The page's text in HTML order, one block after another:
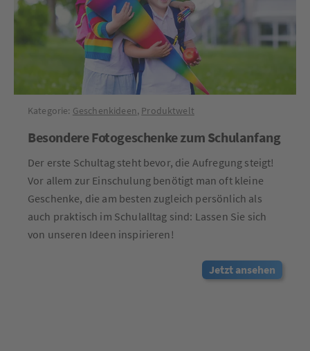
Kategorie: Geschenkideen, Produktwelt
Besondere Fotogeschenke zum Schulanfang
Der erste Schultag steht bevor, die Aufregung steigt!
Vor allem zur Einschulung benötigt man oft kleine
Geschenke, die am besten zugleich persönlich als
auch praktisch im Schulalltag sind: Lassen Sie sich
von unseren Ideen inspirieren!
Jetzt ansehen